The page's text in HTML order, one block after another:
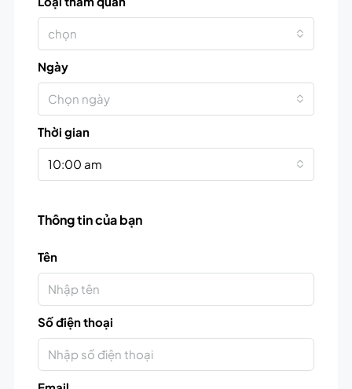
chọn
Ngày
Chọn ngày
Thời gian
10:00 am
Thông tin của bạn
Tên
Số điện thoại